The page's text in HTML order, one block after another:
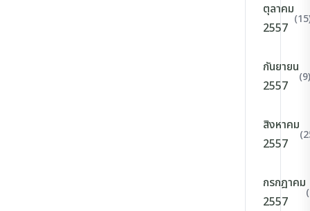
ตุลาคม
2557
กันยายน
2557
(9)
สิงหาคม
2557
กรกฎาคม
2557